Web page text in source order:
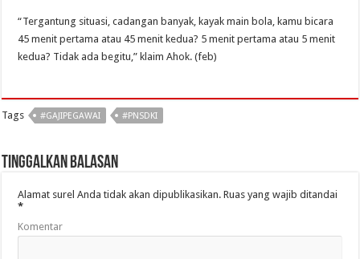
“Tergantung situasi, cadangan banyak, kayak main bola, kamu bicara
45 menit pertama atau 45 menit kedua? 5 menit pertama atau 5 menit
kedua? Tidak ada begitu,” klaim Ahok. (feb)
Tags #GAJIPEGAWAI #PNSDKI
Tinggalkan Balasan
Alamat surel Anda tidak akan dipublikasikan. Ruas yang wajib ditandai
*
Komentar